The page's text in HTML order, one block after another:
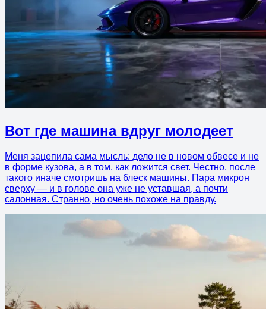
Вот где машина вдруг молодеет
Меня зацепила сама мысль: дело не в новом обвесе и не
в форме кузова, а в том, как ложится свет. Честно, после
такого иначе смотришь на блеск машины. Пара микрон
сверху — и в голове она уже не уставшая, а почти
салонная. Странно, но очень похоже на правду.